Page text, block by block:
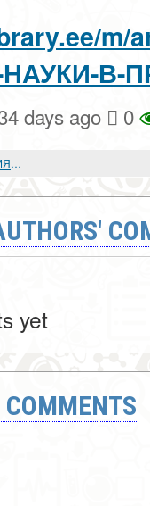
В-
days ago 0
ТРУДЫ ПОЛЬСКОГО АКАДЕМИКА Г. ЛОВМЯНЬСКОГО ПО ИСТОРИИ ЛИТВЫ, РУСИ И СЛАВЯНСТВА
yet
COMMENTS